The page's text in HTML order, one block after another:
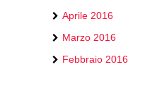
Aprile 2016
Marzo 2016
Febbraio 2016